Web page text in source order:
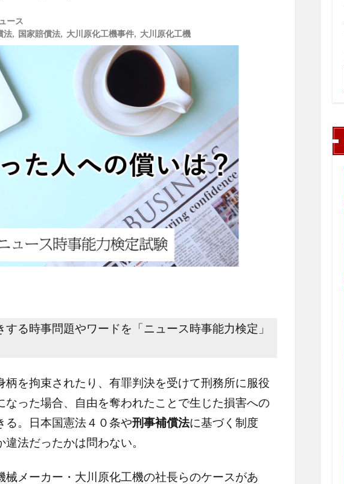
ース
法, 国家賠償法, 大川原化工機事件, 大川原化工機
る時事問題やワードを「ニュース時事能力検定」
を拘束されたり、有罪判決を受けて刑務所に服役
なった場合、自由を奪われたことで生じた損害への
る。日本国憲法４０条や刑事補償法に基づく制度
法だったかは問わない。
メーカー・大川原化工機の社長らのケースがあ